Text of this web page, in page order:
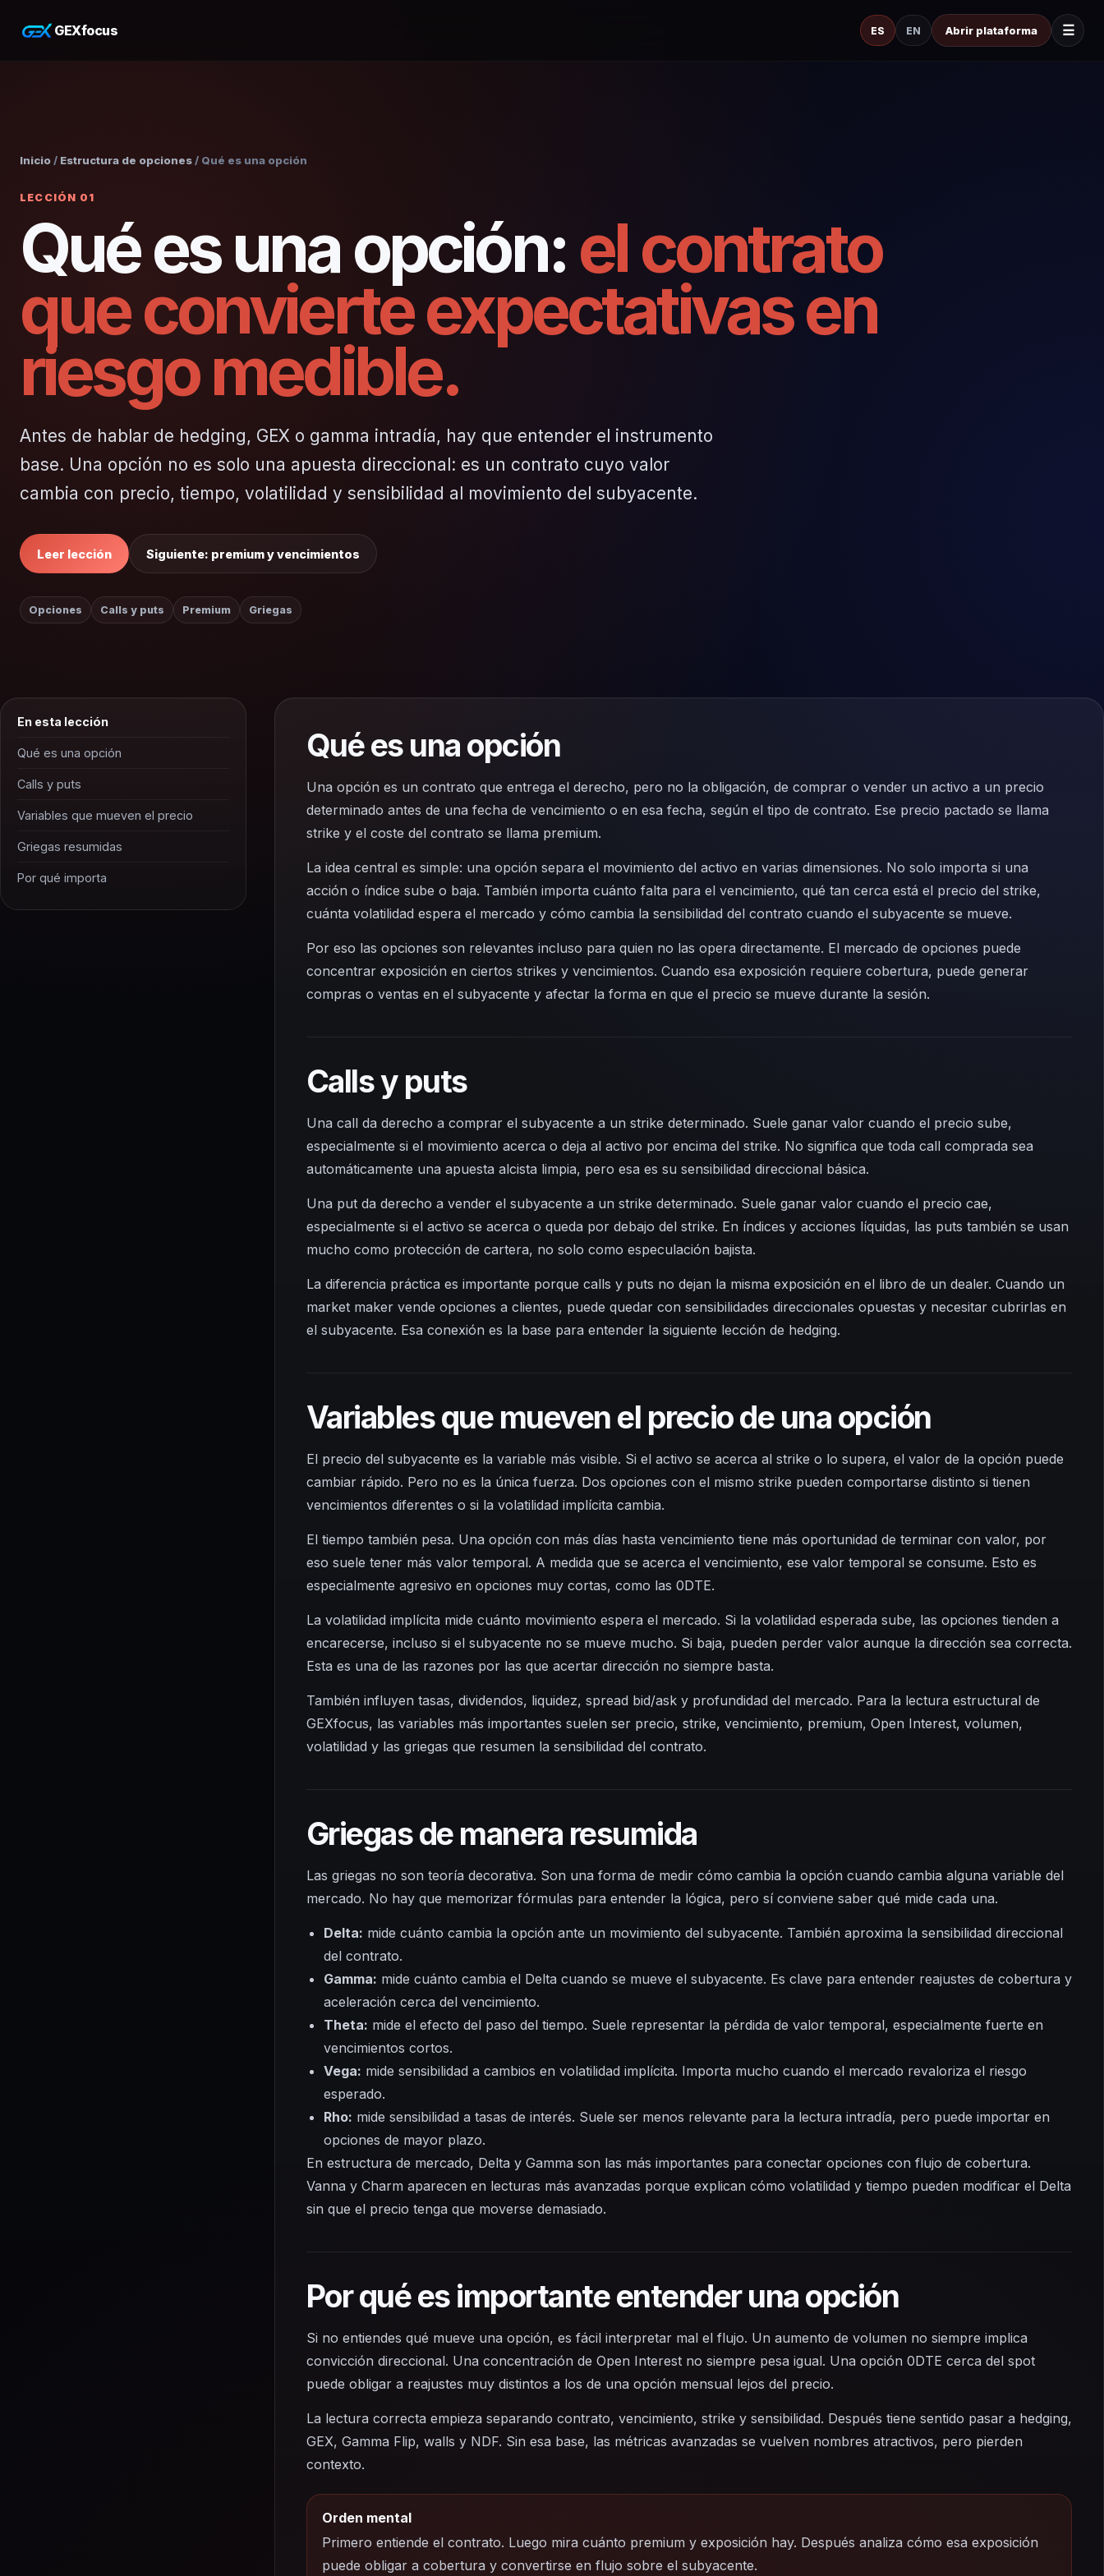
GEXfocus ES EN Abrir plataforma ☰
Inicio / Estructura de opciones / Qué es una opción
LECCIÓN 01
Qué es una opción:el contrato
que convierte expectativas en
riesgo medible.
Antes de hablar de hedging, GEX o gamma intradía, hay que entender el instrumento
base. Una opción no es solo una apuesta direccional: es un contrato cuyo valor
cambia con precio, tiempo, volatilidad y sensibilidad al movimiento del subyacente.
Leer lección Siguiente: premium y vencimientos
Opciones Calls y puts Premium Griegas
En esta lección
Qué es una opción
Calls y puts
Variables que mueven el precio
Griegas resumidas
Por qué importa
Qué es una opción
Una opción es un contrato que entrega el derecho, pero no la obligación, de comprar o vender un activo a un precio
determinado antes de una fecha de vencimiento o en esa fecha, según el tipo de contrato. Ese precio pactado se llama
strike y el coste del contrato se llama premium.
La idea central es simple: una opción separa el movimiento del activo en varias dimensiones. No solo importa si una
acción o índice sube o baja. También importa cuánto falta para el vencimiento, qué tan cerca está el precio del strike,
cuánta volatilidad espera el mercado y cómo cambia la sensibilidad del contrato cuando el subyacente se mueve.
Por eso las opciones son relevantes incluso para quien no las opera directamente. El mercado de opciones puede
concentrar exposición en ciertos strikes y vencimientos. Cuando esa exposición requiere cobertura, puede generar
compras o ventas en el subyacente y afectar la forma en que el precio se mueve durante la sesión.
Calls y puts
Una call da derecho a comprar el subyacente a un strike determinado. Suele ganar valor cuando el precio sube,
especialmente si el movimiento acerca o deja al activo por encima del strike. No significa que toda call comprada sea
automáticamente una apuesta alcista limpia, pero esa es su sensibilidad direccional básica.
Una put da derecho a vender el subyacente a un strike determinado. Suele ganar valor cuando el precio cae,
especialmente si el activo se acerca o queda por debajo del strike. En índices y acciones líquidas, las puts también se usan
mucho como protección de cartera, no solo como especulación bajista.
La diferencia práctica es importante porque calls y puts no dejan la misma exposición en el libro de un dealer. Cuando un
market maker vende opciones a clientes, puede quedar con sensibilidades direccionales opuestas y necesitar cubrirlas en
el subyacente. Esa conexión es la base para entender la siguiente lección de hedging.
Variables que mueven el precio de una opción
El precio del subyacente es la variable más visible. Si el activo se acerca al strike o lo supera, el valor de la opción puede
cambiar rápido. Pero no es la única fuerza. Dos opciones con el mismo strike pueden comportarse distinto si tienen
vencimientos diferentes o si la volatilidad implícita cambia.
El tiempo también pesa. Una opción con más días hasta vencimiento tiene más oportunidad de terminar con valor, por
eso suele tener más valor temporal. A medida que se acerca el vencimiento, ese valor temporal se consume. Esto es
especialmente agresivo en opciones muy cortas, como las 0DTE.
La volatilidad implícita mide cuánto movimiento espera el mercado. Si la volatilidad esperada sube, las opciones tienden a
encarecerse, incluso si el subyacente no se mueve mucho. Si baja, pueden perder valor aunque la dirección sea correcta.
Esta es una de las razones por las que acertar dirección no siempre basta.
También influyen tasas, dividendos, liquidez, spread bid/ask y profundidad del mercado. Para la lectura estructural de
GEXfocus, las variables más importantes suelen ser precio, strike, vencimiento, premium, Open Interest, volumen,
volatilidad y las griegas que resumen la sensibilidad del contrato.
Griegas de manera resumida
Las griegas no son teoría decorativa. Son una forma de medir cómo cambia la opción cuando cambia alguna variable del
mercado. No hay que memorizar fórmulas para entender la lógica, pero sí conviene saber qué mide cada una.
Delta: mide cuánto cambia la opción ante un movimiento del subyacente. También aproxima la sensibilidad direccional
del contrato.
Gamma: mide cuánto cambia el Delta cuando se mueve el subyacente. Es clave para entender reajustes de cobertura y
aceleración cerca del vencimiento.
Theta: mide el efecto del paso del tiempo. Suele representar la pérdida de valor temporal, especialmente fuerte en
vencimientos cortos.
Vega: mide sensibilidad a cambios en volatilidad implícita. Importa mucho cuando el mercado revaloriza el riesgo
esperado.
Rho: mide sensibilidad a tasas de interés. Suele ser menos relevante para la lectura intradía, pero puede importar en
opciones de mayor plazo.
En estructura de mercado, Delta y Gamma son las más importantes para conectar opciones con flujo de cobertura.
Vanna y Charm aparecen en lecturas más avanzadas porque explican cómo volatilidad y tiempo pueden modificar el Delta
sin que el precio tenga que moverse demasiado.
Por qué es importante entender una opción
Si no entiendes qué mueve una opción, es fácil interpretar mal el flujo. Un aumento de volumen no siempre implica
convicción direccional. Una concentración de Open Interest no siempre pesa igual. Una opción 0DTE cerca del spot
puede obligar a reajustes muy distintos a los de una opción mensual lejos del precio.
La lectura correcta empieza separando contrato, vencimiento, strike y sensibilidad. Después tiene sentido pasar a hedging,
GEX, Gamma Flip, walls y NDF. Sin esa base, las métricas avanzadas se vuelven nombres atractivos, pero pierden
contexto.
Orden mental
Primero entiende el contrato. Luego mira cuánto premium y exposición hay. Después analiza cómo esa exposición
puede obligar a cobertura y convertirse en flujo sobre el subyacente.